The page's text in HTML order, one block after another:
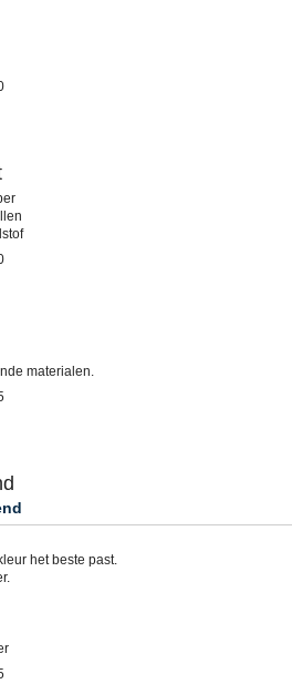
materialen.
het beste past.